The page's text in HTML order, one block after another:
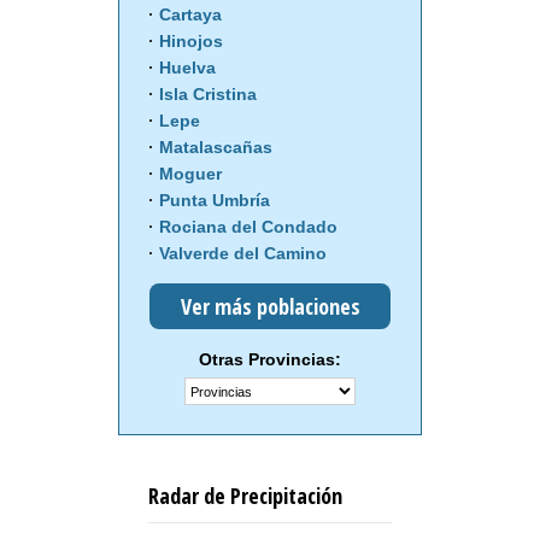
Cartaya
Hinojos
Huelva
Isla Cristina
Lepe
Matalascañas
Moguer
Punta Umbría
Rociana del Condado
Valverde del Camino
Ver más poblaciones
Otras Provincias:
Radar de Precipitación